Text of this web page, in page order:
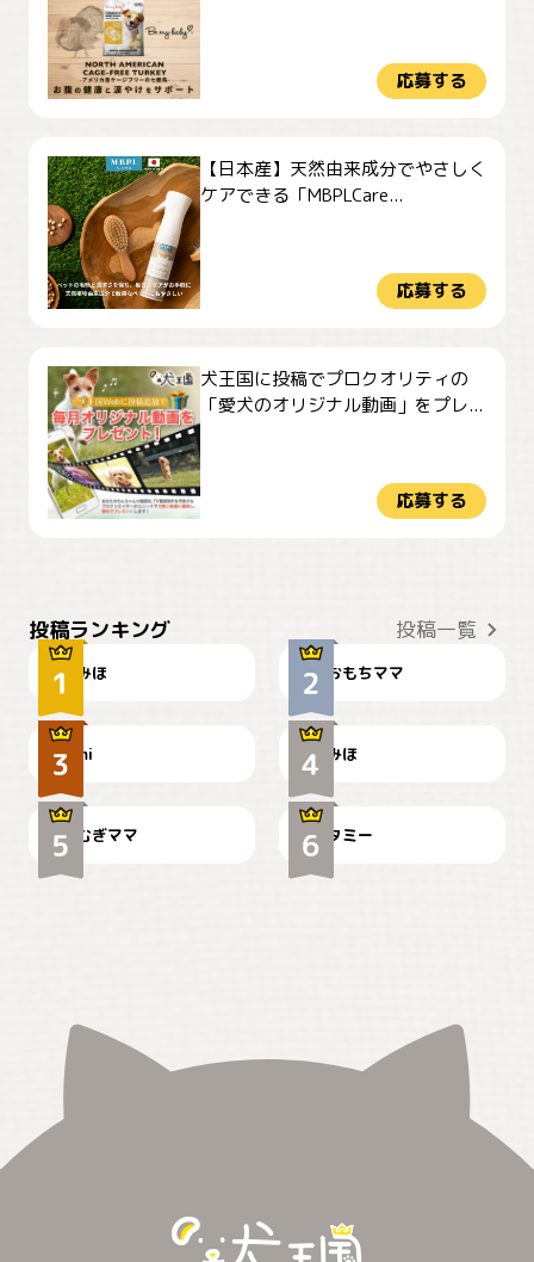
応募する
【日本産】天然由来成分でやさしく
ケアできる「MBPLCare...
応募する
犬王国に投稿でプロクオリティの
「愛犬のオリジナル動画」をプレ...
応募する
投稿ランキング 投稿一覧
みほ おもちママ
可愛い？
mi
見てるぞぉ
みほ
🌻とむぎ！
むぎママ
ドーベルマンのお友達邸に
て
タミー